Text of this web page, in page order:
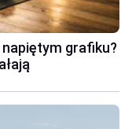
grafiku?